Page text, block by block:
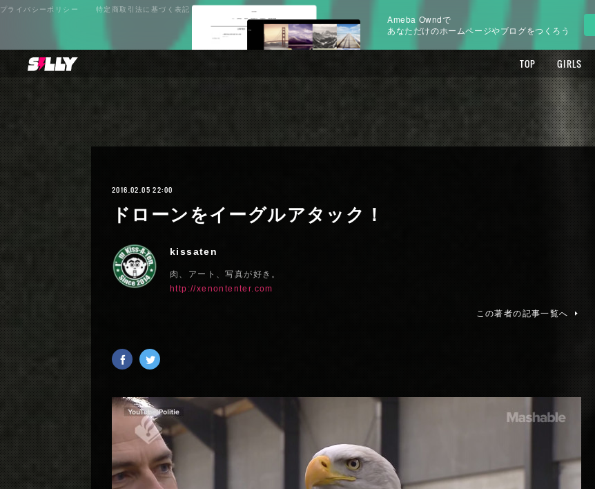
Ameba Owndで
あなただけのホームページやブログをつくろう
TOP GIRLS
2016.02.05 22:00
ドローンをイーグルアタック！
kissaten
肉、アート、写真が好き。
http://xenontenter.com
この著者の記事一覧へ
プライバシーポリシー 特定商取引法に基づく表記